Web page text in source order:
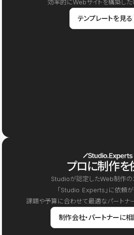
効率的にWebサイトを構築した
テンプレートを見る
プロに制作を
Studioが認定したWeb制作の
「Studio Experts」に依頼が
課題や予算に合わせて最適なパートナー
制作会社・パートナーに相